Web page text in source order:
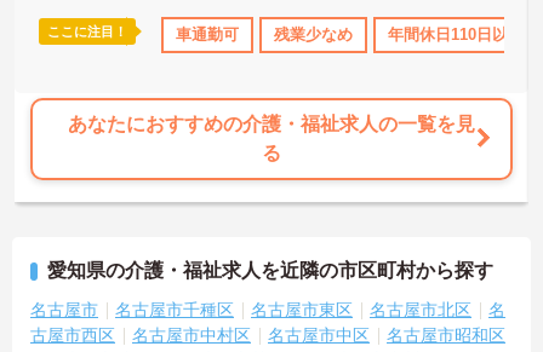
得サポート 研修制度あり 社会保険完備 交通費支給
セントを超えているため急な勤務変更が発生しにくく、あらかじめ
決められた訪問予定表に沿って規則正しく働けます。入職後は現場
性を着実に深めていける環境が用意されています。
＜個別ＯＪＴとチーム連携で着実に成長！＞
・入職後はお一人おひとりの習熟度に合わせた個別のＯＪＴ研修を
な医療処置は看護師が担当するため負担が減ります
・介護スタッフと看護スタッフの比率が1対1で相談しやすく、初任
者研修や実務者研修からでも着実に専門性を高められます
＜残業月7時間以下で身体の負担を軽減！＞
ここに注目！ 車通勤可 残業少なめ 年間休日110日以上
あなたにおすすめの介護・福祉求人の一覧を見
る
愛知県の介護・福祉求人を近隣の市区町村から探す
名古屋市 名古屋市千種区 名古屋市東区 名古屋市北区
名
古屋市西区
名古屋市中村区 名古屋市中区
名古屋市昭和区